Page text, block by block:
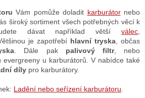
Vám pomůže doladit karburátornebo
široký sortiment všech potřebných věcí k
dávat například větší
válec
je zapotřebí hlavní tryska , občas
. Dále pak palivový filtr, nebo
evergreeny u karburátorů. V nabídce také
díly pro karburátory.
Ladění nebo seřízení karburátoru